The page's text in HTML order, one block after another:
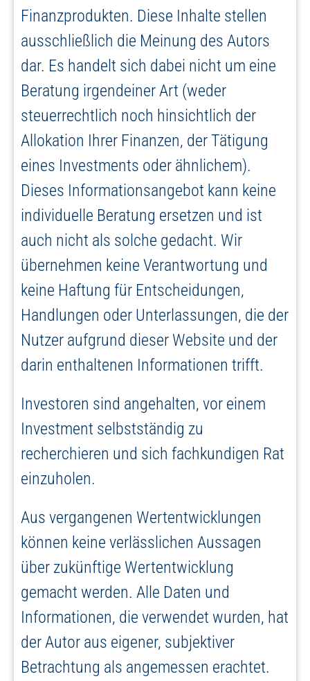
Finanzprodukten. Diese Inhalte stellen
ausschließlich die Meinung des Autors
dar. Es handelt sich dabei nicht um eine
Beratung irgendeiner Art (weder
steuerrechtlich noch hinsichtlich der
Allokation Ihrer Finanzen, der Tätigung
eines Investments oder ähnlichem).
Dieses Informationsangebot kann keine
individuelle Beratung ersetzen und ist
auch nicht als solche gedacht. Wir
übernehmen keine Verantwortung und
keine Haftung für Entscheidungen,
Handlungen oder Unterlassungen, die der
Nutzer aufgrund dieser Website und der
darin enthaltenen Informationen trifft.
Investoren sind angehalten, vor einem
Investment selbstständig zu
recherchieren und sich fachkundigen Rat
einzuholen.
Aus vergangenen Wertentwicklungen
können keine verlässlichen Aussagen
über zukünftige Wertentwicklung
gemacht werden. Alle Daten und
Informationen, die verwendet wurden, hat
der Autor aus eigener, subjektiver
Betrachtung als angemessen erachtet.